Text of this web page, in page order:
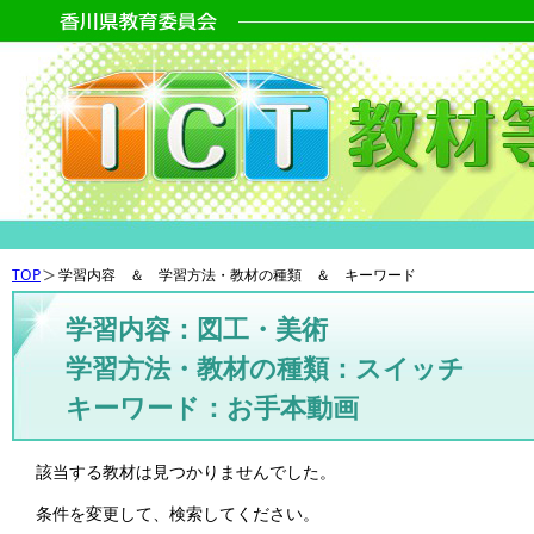
TOP 学習内容 ＆ 学習方法・教材の種類 ＆ キーワード
学習内容：図工・美術
学習方法・教材の種類：スイッチ
キーワード：お手本動画
該当する教材は見つかりませんでした。
条件を変更して、検索してください。